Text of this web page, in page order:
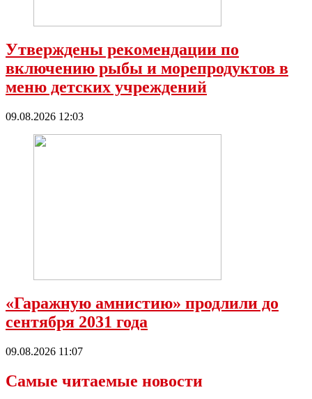
Утверждены рекомендации по
включению рыбы и морепродуктов в
меню детских учреждений
09.08.2026 12:03
«Гаражную амнистию» продлили до
сентября 2031 года
09.08.2026 11:07
Самые читаемые новости